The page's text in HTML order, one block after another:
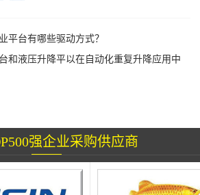
平台有哪些驱动方式？
和液压升降平以在自动化重复升降应用中
强企业采购供应商